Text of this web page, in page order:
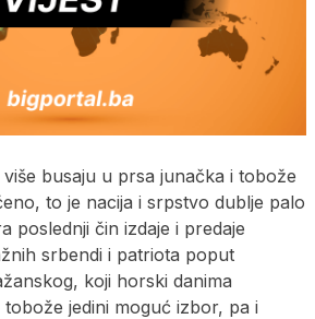
busaju u prsa junačka i tobože
to je nacija i srpstvo dublje palo
poslednji čin izdaje i predaje
srbendi i patriota poput
koji horski danima
jedini moguć izbor, pa i